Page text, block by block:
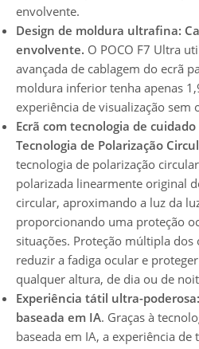
envolvente.
Design de moldura ultrafina:
envolvente. O POCO F7 Ultra
avançada de cablagem do ecrã
moldura inferior tenha apenas
experiência de visualização sem
Ecrã com tecnologia de
Tecnologia de Polarização
tecnologia de polarização
polarizada linearmente original
circular, aproximando a luz da
proporcionando uma proteção
situações. Proteção múltipla dos
reduzir a fadiga ocular e
qualquer altura, de dia ou de
Experiência tátil ultra-
baseada em IA. Graças à
baseada em IA, a experiência de